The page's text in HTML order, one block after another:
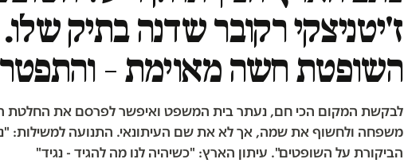
ז'יטניצקי רקובר שדנה בתיק שלו.
השופטת חשה מאוימת –
לבקשת המקום הכי חם, נעתר בית המשפט ואיפשר לפרסם את החלטת
משפחה ולחשוף את שמה, אך לא את שם העיתונאי. התנועה למשילות:
הביקורת על השופטים". עיתון הארץ: "כשיהיה לנו מה להגיד - נגיד"